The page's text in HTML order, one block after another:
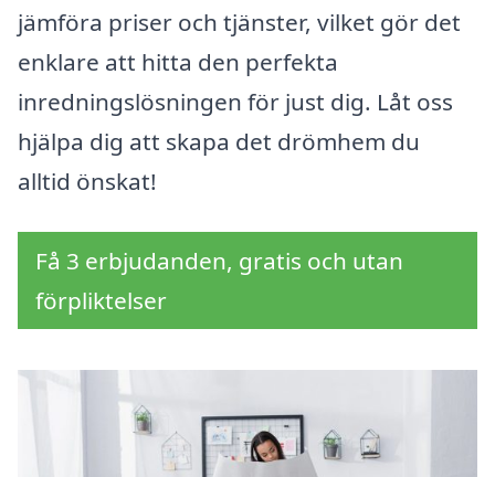
jämföra priser och tjänster, vilket gör det
enklare att hitta den perfekta
inredningslösningen för just dig. Låt oss
hjälpa dig att skapa det drömhem du
alltid önskat!
Få 3 erbjudanden, gratis och utan
förpliktelser